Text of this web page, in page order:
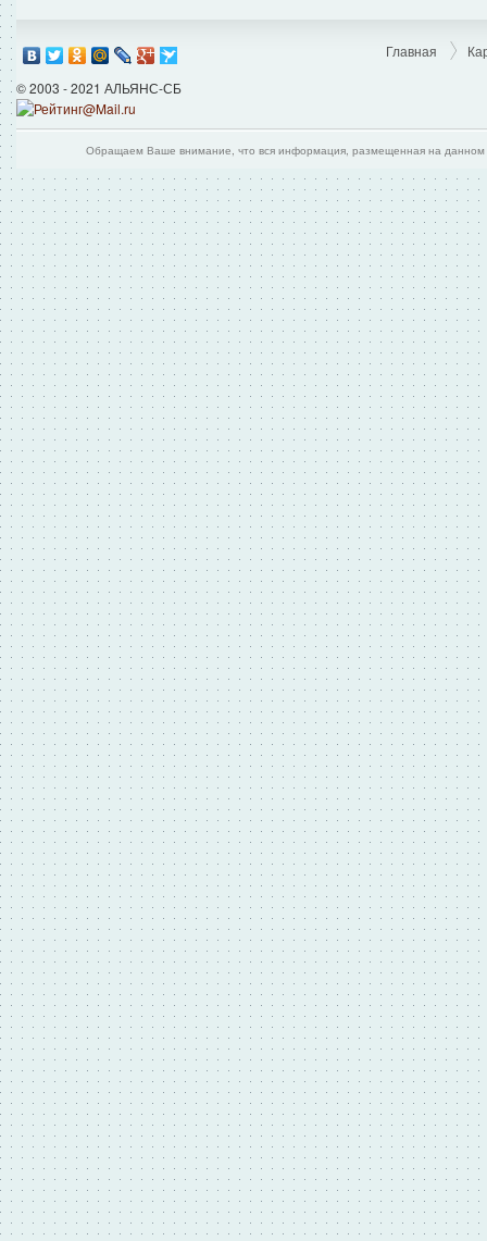
© 2003 - 2021 АЛЬЯНС-СБ
Главная
Обращаем Ваше внимание, что вся информация, размещенная на данном